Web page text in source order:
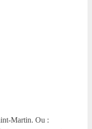
Martin. Ou :